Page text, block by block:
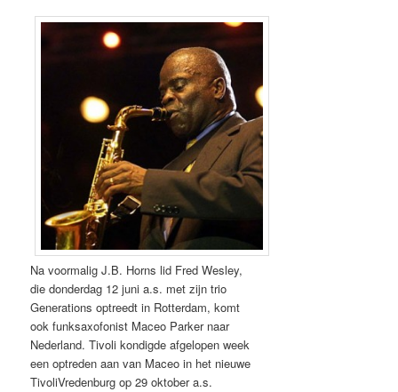
Na voormalig J.B. Horns lid Fred Wesley,
die donderdag 12 juni a.s. met zijn trio
Generations optreedt in Rotterdam, komt
ook funksaxofonist Maceo Parker naar
Nederland. Tivoli kondigde afgelopen week
een optreden aan van Maceo in het nieuwe
TivoliVredenburg op 29 oktober a.s.